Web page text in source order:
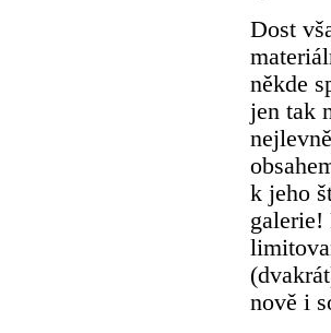
Dost
někde
jen tak
k jeho
galerie!
nově i